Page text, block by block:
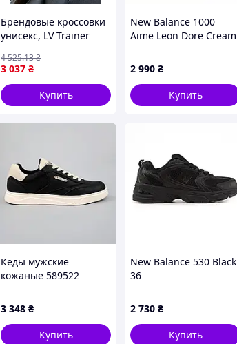
Брендовые кроссовки
унисекс, LV Trainer
3 037 ₴
4 525.13₴
Купить
New Balance 1000
Aimе Leon Dore Cream
2 990 ₴
Купить
Кеды мужские
кожаные 589522
3 348 ₴
Купить
New Balance 530 Black
36
2 730 ₴
Купить